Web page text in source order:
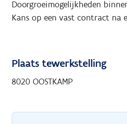
Doorgroeimogelijkheden
Kans op een vast contract na
Plaats tewerkstelling
8020 OOSTKAMP